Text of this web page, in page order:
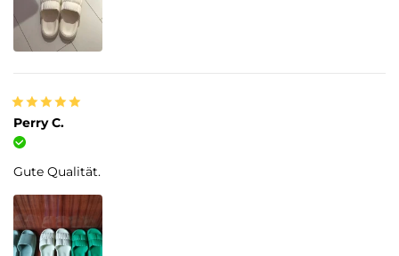
Perry C.
Gute Qualität.